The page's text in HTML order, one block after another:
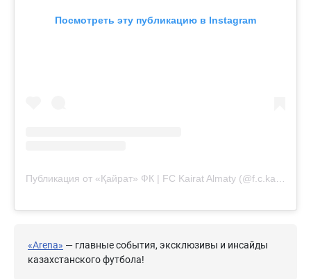
Посмотреть эту публикацию в Instagram
Публикация от «Қайрат» ФК | FC Kairat Almaty (@f.c.kairat)
«Arena» — главные события, эксклюзивы и инсайды
казахстанского футбола!